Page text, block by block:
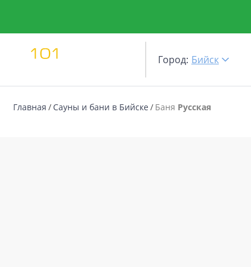
Город: Бийск
Главная Сауны и бани в Бийске Баня Русская